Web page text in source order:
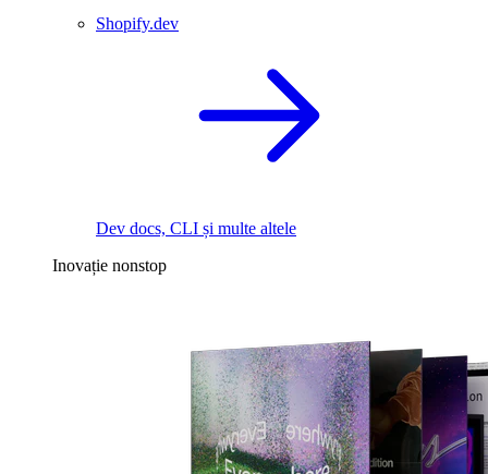
Shopify.dev
Dev docs, CLI și multe altele
Inovație nonstop